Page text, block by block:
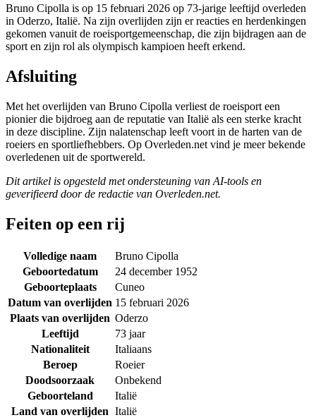
Bruno Cipolla is op 15 februari 2026 op 73-jarige leeftijd overleden
in Oderzo, Italië. Na zijn overlijden zijn er reacties en herdenkingen
gekomen vanuit de roeisportgemeenschap, die zijn bijdragen aan de
sport en zijn rol als olympisch kampioen heeft erkend.
Afsluiting
Met het overlijden van Bruno Cipolla verliest de roeisport een
pionier die bijdroeg aan de reputatie van Italië als een sterke kracht
in deze discipline. Zijn nalatenschap leeft voort in de harten van de
roeiers en sportliefhebbers. Op Overleden.net vind je meer bekende
overledenen uit de sportwereld.
Dit artikel is opgesteld met ondersteuning van AI-tools en
geverifieerd door de redactie van Overleden.net.
Feiten op een rij
Volledige naam
Bruno Cipolla
Geboortedatum
24 december 1952
Geboorteplaats
Cuneo
Datum van overlijden 15 februari 2026
Plaats van overlijden Oderzo
Leeftijd
73 jaar
Nationaliteit
Italiaans
Beroep
Roeier
Doodsoorzaak
Onbekend
Geboorteland
Italië
Land van overlijden Italië